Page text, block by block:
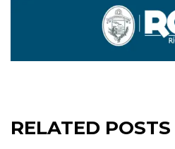
RELATED POSTS